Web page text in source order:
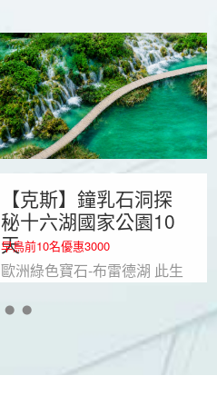
【克斯】鐘乳石洞探
秘十六湖國家公園10
天
早鳥前10名優惠3000
歐洲綠色寶石-布雷德湖 此生
藍與綠
介紹